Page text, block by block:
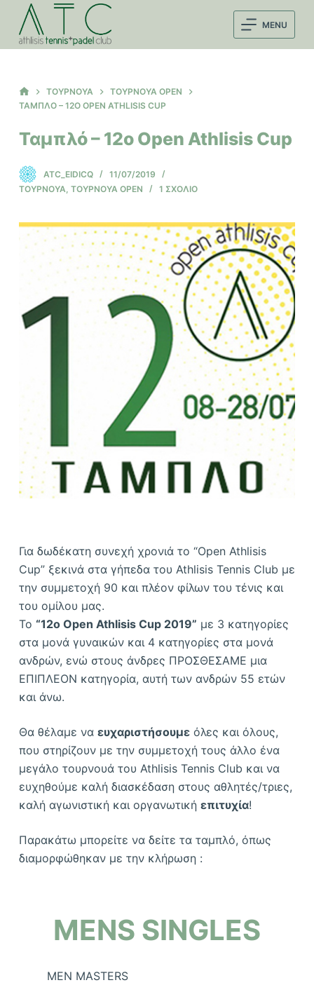
ε
τ
β
α
τ
ε
MENU
ΑΡΧΙΚΉ
ΣΕΛΊΔΑ
ΤΟΥΡΝΟΥΆ
ΤΟΥΡΝΟΥΆ OPEN
ΤΑΜΠΛΌ – 12O OPEN ATHLISIS CUP
Ταμπλό – 12o Open Athlisis Cup
ATC_EIDICQ
11/07/2019
ΤΟΥΡΝΟΥΆ, ΤΟΥΡΝΟΥΆ OPEN 1 ΣΧΌΛΙΟ
Για δωδέκατη συνεχή χρονιά το “Open Athlisis
Cup” ξεκινά στα γήπεδα του Athlisis Tennis Club με
την συμμετοχή 90 και πλέον φίλων του τένις και
του ομίλου μας.
Το “12o Open Athlisis Cup 2019” με 3 κατηγορίες
στα μονά γυναικών και 4 κατηγορίες στα μονά
ανδρών, ενώ στους άνδρες ΠΡΟΣΘΕΣΑΜΕ μια
ΕΠΙΠΛΕΟΝ κατηγορία, αυτή των ανδρών 55 ετών
και άνω.
Θα θέλαμε να ευχαριστήσουμεόλες και όλους,
που στηρίζουν με την συμμετοχή τους άλλο ένα
μεγάλο τουρνουά του Athlisis Tennis Club και να
ευχηθούμε καλή διασκέδαση στους αθλητές/τριες,
καλή αγωνιστική και οργανωτική επιτυχία!
Παρακάτω μπορείτε να δείτε τα ταμπλό, όπως
διαμορφώθηκαν με την κλήρωση :
MENS SINGLES
ΜΕΝ MASTERS